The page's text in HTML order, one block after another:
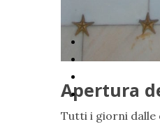
Apertura
Tutti i giorni dalle